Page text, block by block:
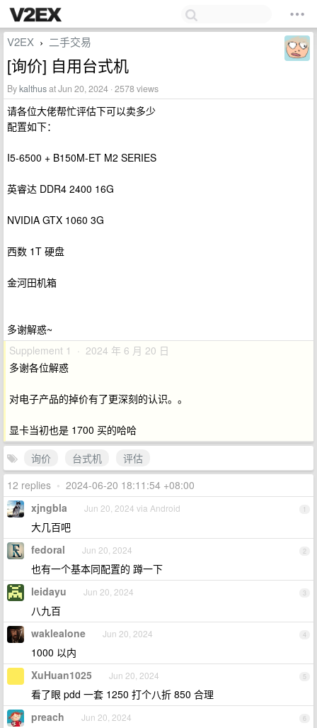
V2EX › 二手交易
[询价] 自用台式机
Bykalthusat Jun 20, 2024 · 2578 views
请各位大佬帮忙评估下可以卖多少
配置如下：
I5-6500 + B150M-ET M2 SERIES
英睿达 DDR4 2400 16G
NVIDIA GTX 1060 3G
西数 1T 硬盘
金河田机箱
多谢解惑~
Supplement 1 · 2024 年 6 月 20 日
多谢各位解惑
对电子产品的掉价有了更深刻的认识。。
显卡当初也是 1700 买的哈哈
询价
台式机
评估
12 replies • 2024-06-20 18:11:54 +08:00
1
xjngbla Jun 20, 2024 via Android
大几百吧
2
fedoral Jun 20, 2024
也有一个基本同配置的 蹲一下
3
leidayu Jun 20, 2024
八九百
4
waklealone Jun 20, 2024
1000 以内
5
XuHuan1025 Jun 20, 2024
看了眼 pdd 一套 1250 打个八折 850 合理
6
preach Jun 20, 2024